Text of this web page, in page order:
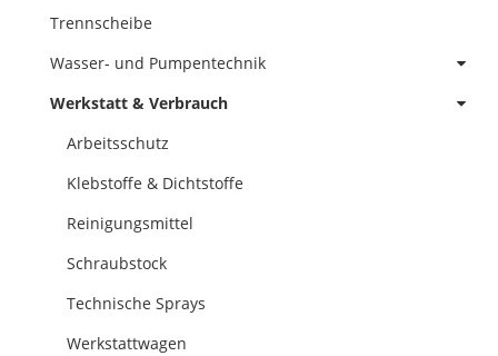
Trennscheibe
Wasser- und Pumpentechnik
Werkstatt & Verbrauch
Arbeitsschutz
Klebstoffe & Dichtstoffe
Reinigungsmittel
Schraubstock
Technische Sprays
Werkstattwagen